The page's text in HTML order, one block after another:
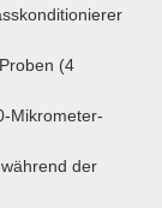
(4
Mikrometer-
der